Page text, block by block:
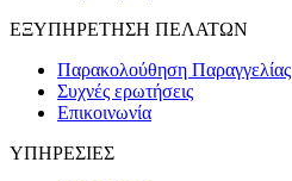
ΕΞΥΠΗΡΕΤΗΣΗ ΠΕΛΑΤΩΝ
Παρακολούθηση Παραγγελίας
Συχνές ερωτήσεις
Επικοινωνία
ΥΠΗΡΕΣΙΕΣ